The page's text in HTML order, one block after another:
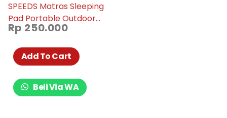
SPEEDS Matras Sleeping
Pad Portable Outdoor
Waterproof 018-37
Rp 250.000
Add To Cart
Beli Via WA